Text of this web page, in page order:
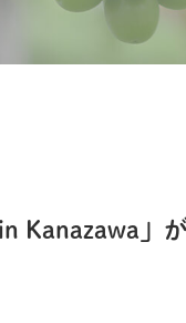
Kanazawa」